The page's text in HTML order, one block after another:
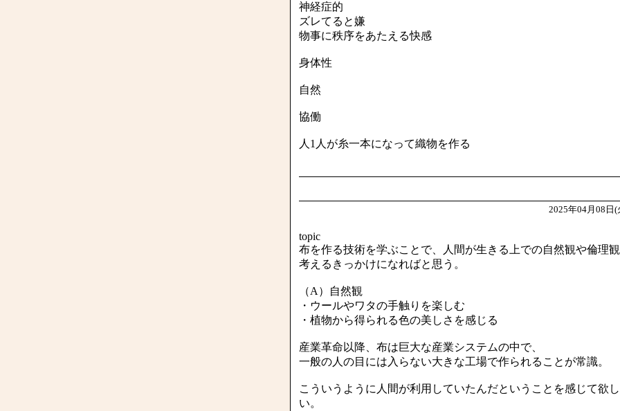
神経症的
ズレてると嫌
物事に秩序をあたえる快感
身体性
自然
協働
人1人が糸一本になって織物を作る
2025年04月08日(
topic
布を作る技術を学ぶことで、人間が生きる上での自然観や倫理
考えるきっかけになればと思う。
（A）自然観
・ウールやワタの手触りを楽しむ
・植物から得られる色の美しさを感じる
産業革命以降、布は巨大な産業システムの中で、
一般の人の目には入らない大きな工場で作られることが常識。
こういうように人間が利用していたんだということを感じて欲し
い。